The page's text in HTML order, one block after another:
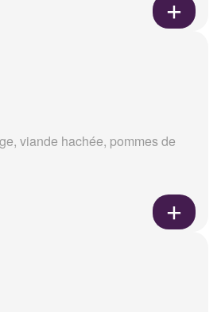
viande hachée, pommes de